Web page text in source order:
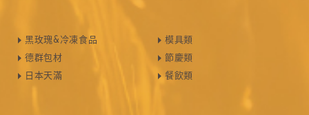
黑玫瑰&冷凍食品
德群包材
日本天滿
模具類
節慶類
餐飲類